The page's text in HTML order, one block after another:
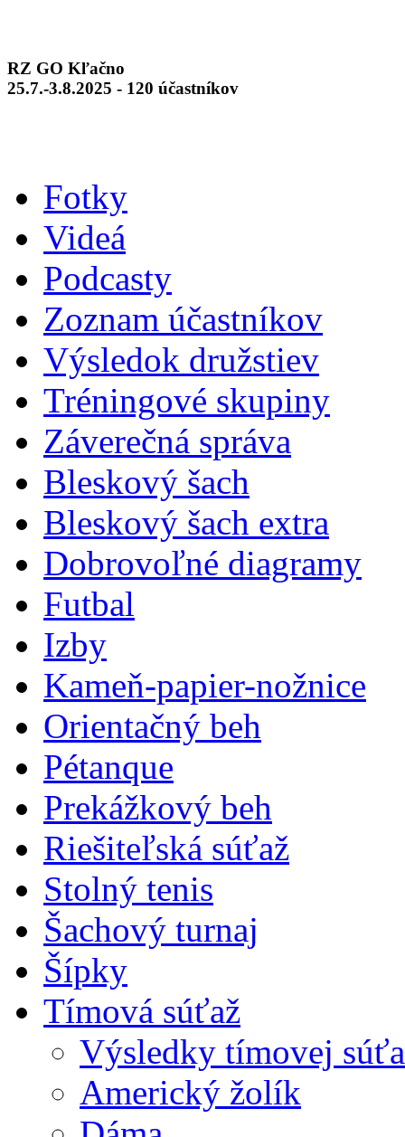
RZ GO Kľačno
25.7.-3.8.2025 - 120 účastníkov
Fotky
Videá
Podcasty
Zoznam účastníkov
Výsledok družstiev
Tréningové skupiny
Záverečná správa
Bleskový šach
Bleskový šach extra
Dobrovoľné diagramy
Futbal
Izby
Kameň-papier-nožnice
Orientačný beh
Pétanque
Prekážkový beh
Riešiteľská súťaž
Stolný tenis
Šachový turnaj
Šípky
Tímová súťaž
Výsledky tímovej
Americký žolík